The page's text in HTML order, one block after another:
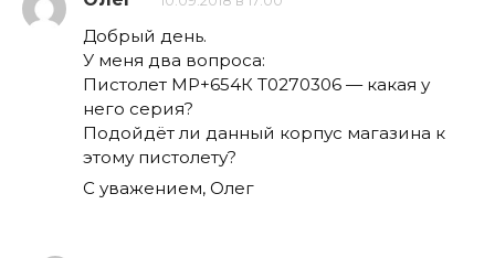
Добрый день.
У меня два вопроса:
Пистолет МР+654К Т0270306 — какая у
него серия?
Подойдёт ли данный корпус магазина к
этому пистолету?
С уважением, Олег